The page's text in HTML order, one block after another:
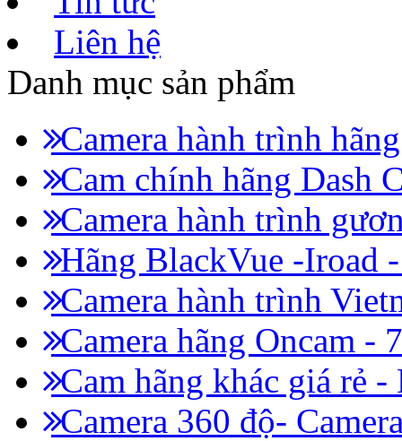
Liên hệ
Danh mục sản phẩm
Camera hành trình
Cam chính hãng Dash
Camera hành trình
Hãng BlackVue -Iroad
Camera hành trình
Camera hãng Oncam -
Cam hãng khác giá rẻ -
Camera 360 độ-